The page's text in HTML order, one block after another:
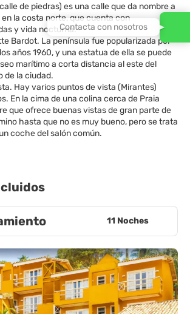
de piedras) es una calle que da nombre a
la costa norte, que cuenta con
y vida nocturna.
Bardot. La península fue popularizada por
años 1960, y una estatua de ella se puede
marítimo a corta distancia al este del
de la ciudad.
Hay varios puntos de vista (Mirantes)
En la cima de una colina cerca de Praia
que ofrece buenas vistas de gran parte de
hasta que no es muy bueno, pero se trata
coche del salón común.
11 Noches
Contacta con nosotros